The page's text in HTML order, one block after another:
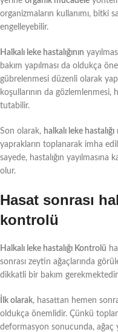
organizmaların kullanımı, bitki
engelleyebilir.
Halkalı leke hastalığının
bakım yapılması da oldukça
gübrelenmesi düzenli olarak
koşullarının da gözlemlenmesi,
tutabilir.
Son olarak, halkalı leke hastalığı
yaprakların toplanarak imha
sayede, hastalığın yayılmasına
olur.
Hasat sonrası
kontrolü
Halkalı leke hastalığı Kontrolü
sonrası zeytin ağaçlarında
dikkatli bir bakım
İlk olarak, hasattan hemen
oldukça önemlidir. Çünkü
deformasyon sonucunda, ağaç